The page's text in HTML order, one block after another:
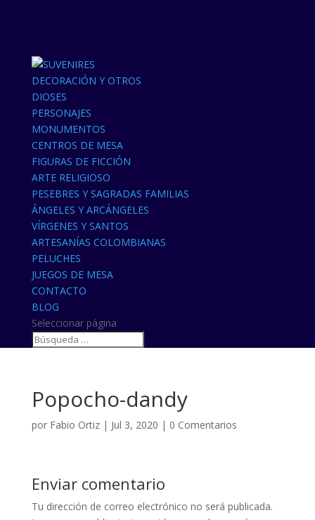
DECORACIÓN Y OTROS
DIOSES
PERSONAJES
MONUMENTOS
CENTROS DE MESA
FIGURAS DE FICCIÓN
ARTE RELIGIOSO
PESEBRES Y SAGRADAS FAMILIAS
ÁNGELES Y ARCÁNGELES
VÍRGENES Y SANTOS
ARTESANÍAS COLOMBIANAS
PELUCHES
JUEGOS DE MESA
CONTACTO
BLOG
Seleccionar página
Popocho-dandy
por Fabio Ortiz| Jul 3, 2020 | 0 Comentarios
Enviar comentario
Tu dirección de correo electrónico no será publicada.